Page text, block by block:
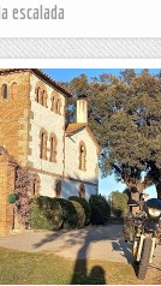
escalada